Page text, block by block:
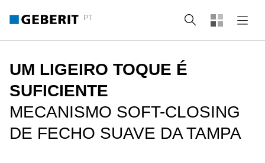
PT Pesquisa
UM LIGEIRO TOQUE É
SUFICIENTE
MECANISMO SOFT-CLOSING
DE FECHO SUAVE DA TAMPA